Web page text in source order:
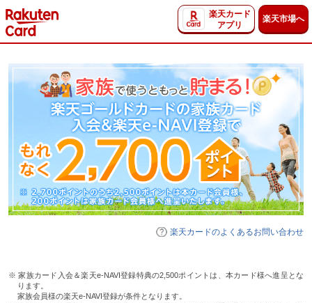
楽天カード
アプリ
楽天市場へ
楽天カードのよくあるお問い合わせ
※ 家族カード入会＆楽天e-NAVI登録特典の2,500ポイントは、本カード様へ進呈とな
ります。
家族会員様の楽天e-NAVI登録が条件となります。